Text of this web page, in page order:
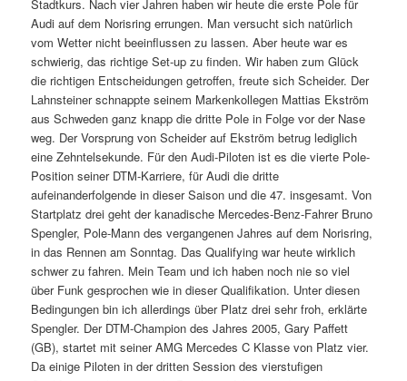
Stadtkurs. Nach vier Jahren haben wir heute die erste Pole für
Audi auf dem Norisring errungen. Man versucht sich natürlich
vom Wetter nicht beeinflussen zu lassen. Aber heute war es
schwierig, das richtige Set-up zu finden. Wir haben zum Glück
die richtigen Entscheidungen getroffen, freute sich Scheider. Der
Lahnsteiner schnappte seinem Markenkollegen Mattias Ekström
aus Schweden ganz knapp die dritte Pole in Folge vor der Nase
weg. Der Vorsprung von Scheider auf Ekström betrug lediglich
eine Zehntelsekunde. Für den Audi-Piloten ist es die vierte Pole-
Position seiner DTM-Karriere, für Audi die dritte
aufeinanderfolgende in dieser Saison und die 47. insgesamt. Von
Startplatz drei geht der kanadische Mercedes-Benz-Fahrer Bruno
Spengler, Pole-Mann des vergangenen Jahres auf dem Norisring,
in das Rennen am Sonntag. Das Qualifying war heute wirklich
schwer zu fahren. Mein Team und ich haben noch nie so viel
über Funk gesprochen wie in dieser Qualifikation. Unter diesen
Bedingungen bin ich allerdings über Platz drei sehr froh, erklärte
Spengler. Der DTM-Champion des Jahres 2005, Gary Paffett
(GB), startet mit seiner AMG Mercedes C Klasse von Platz vier.
Da einige Piloten in der dritten Session des vierstufigen